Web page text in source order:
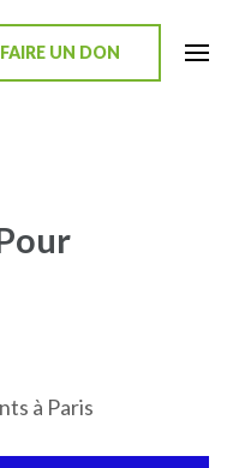
FAIRE UN DON
à Paris